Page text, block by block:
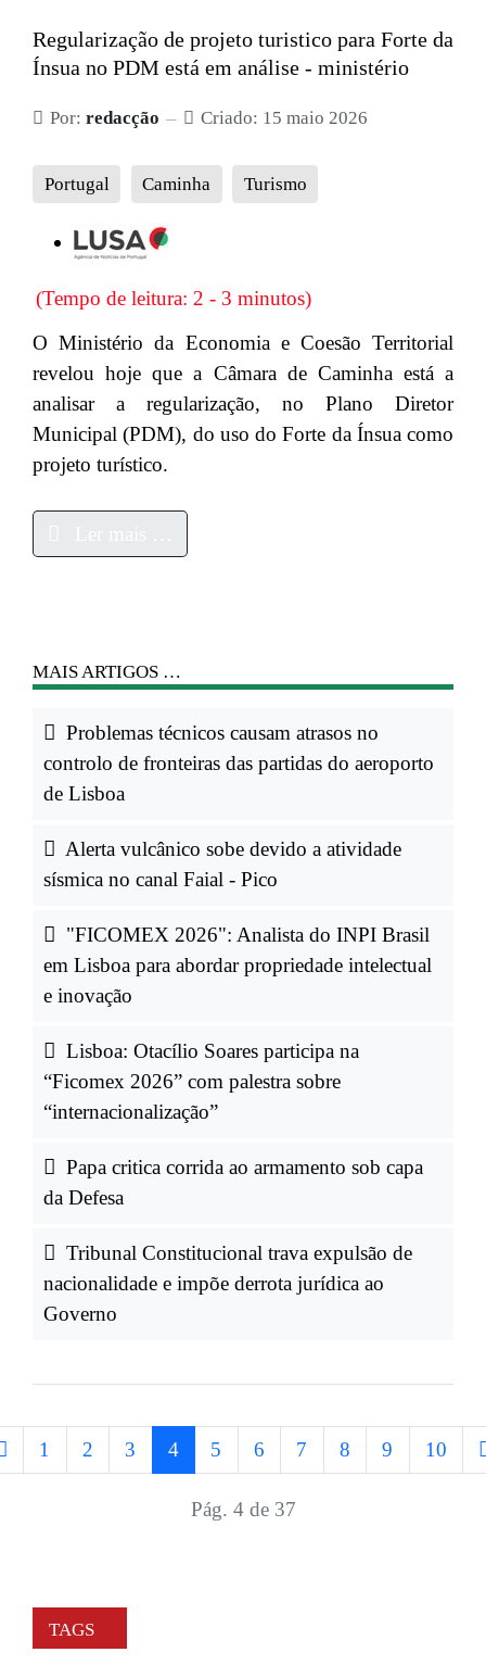
Regularização de projeto turistico para Forte da
Ínsua no PDM está em análise - ministério
Por: redacção Criado: 15 maio 2026
Portugal Caminha Turismo
(Tempo de leitura: 2 - 3 minutos)
O Ministério da Economia e Coesão Territorial
revelou hoje que a Câmara de Caminha está a
analisar a regularização, no Plano Diretor
Municipal (PDM), do uso do Forte da Ínsua como
projeto turístico.
MAIS ARTIGOS …
Problemas técnicos causam atrasos no
controlo de fronteiras das partidas do aeroporto
de Lisboa
Alerta vulcânico sobe devido a atividade
sísmica no canal Faial - Pico
"FICOMEX 2026": Analista do INPI Brasil
em Lisboa para abordar propriedade intelectual
e inovação
Lisboa: Otacílio Soares participa na
“Ficomex 2026” com palestra sobre
“internacionalização”
Papa critica corrida ao armamento sob capa
da Defesa
Tribunal Constitucional trava expulsão de
nacionalidade e impõe derrota jurídica ao
Governo
1 2 3 4 5 6 7 8 9 10
Pág. 4 de 37
TAGS